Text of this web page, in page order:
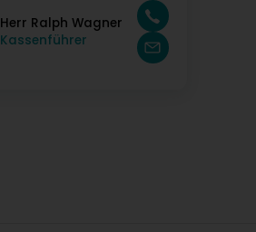
Herr Ralph Wagner
Kassenführer